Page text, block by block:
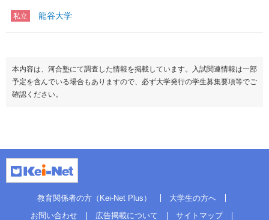
私立 龍谷大学
本内容は、河合塾にて調査した情報を掲載しています。入試関連情報は一部
予定を含んでいる場合もありますので、必ず大学発行の学生募集要項等でご
確認ください。
教育関係者の方（Kei-Net Plus）
大学生の方へ
お問い合わせ
広告掲載について サイトマップ